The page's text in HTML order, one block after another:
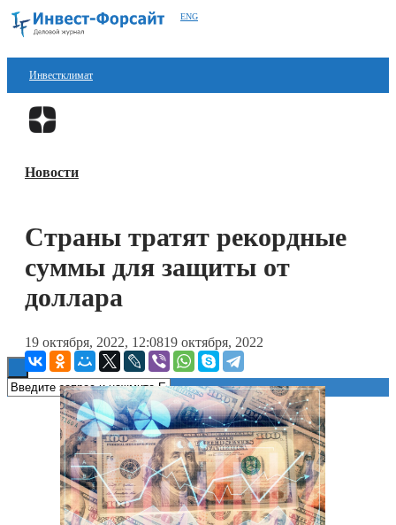
ENG
Инвестклимат
Финансы
Блокчейн
Технологии
Новости
Страны тратят рекордные
суммы для защиты от
доллара
19 октября, 2022, 12:0819 октября, 2022